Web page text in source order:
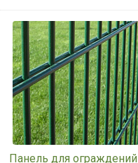
Панель для ограждений